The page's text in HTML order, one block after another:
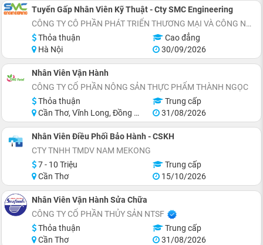
Tuyển Gấp Nhân Viên Kỹ Thuật - Cty SMC Engineering
CÔNG TY CÔ PHẦN PHÁT TRIỂN THƯƠNG MẠI VÀ CÔNG NGHỆ SMC ENGINEERING
Thỏa thuận
Cao đẳng
Hà Nội
30/09/2026
Nhân Viên Vận Hành
CÔNG TY CỔ PHẦN NÔNG SẢN THỰC PHẨM THÀNH NGỌC
Thỏa thuận
Trung cấp
Cần Thơ, Vĩnh Long, Đồng Tháp, Miền Nam
31/08/2026
Nhân Viên Điều Phối Bảo Hành - CSKH
CTY TNHH TMDV NAM MEKONG
7 - 10 Triệu
Trung cấp
Cần Thơ
15/10/2026
Nhân Viên Vận Hành Sửa Chữa
CÔNG TY CỔ PHẦN THỦY SẢN NTSF
Thỏa thuận
Trung cấp
Cần Thơ
31/08/2026